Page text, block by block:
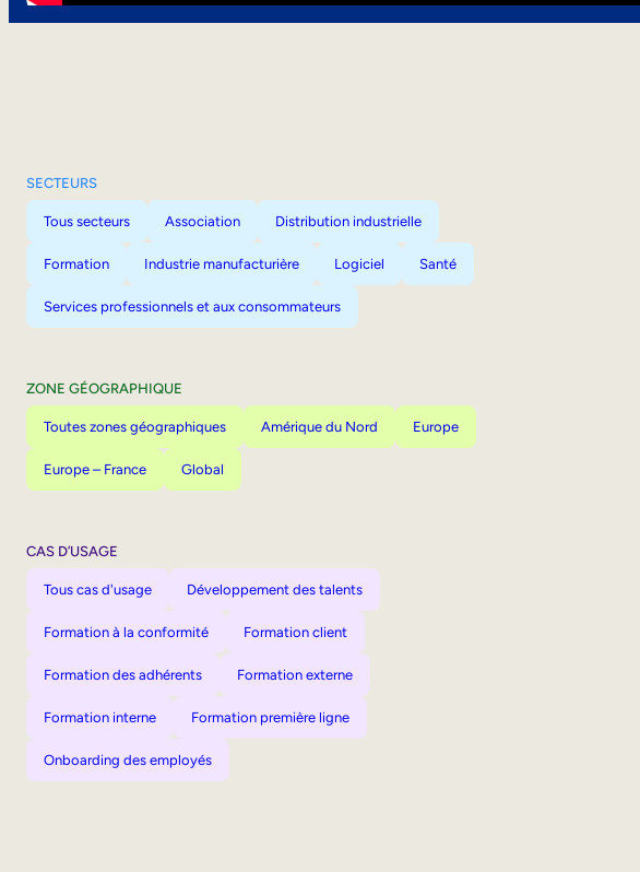
SECTEURS
Tous secteurs Association Distribution industrielle
Formation Industrie manufacturière Logiciel Santé
Services professionnels et aux consommateurs
ZONE GÉOGRAPHIQUE
Toutes zones géographiques Amérique du Nord Europe
Europe – France Global
CAS D’USAGE
Tous cas d'usage Développement des talents
Formation à la conformité Formation client
Formation des adhérents Formation externe
Formation interne Formation première ligne
Onboarding des employés